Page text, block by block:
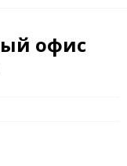
офис